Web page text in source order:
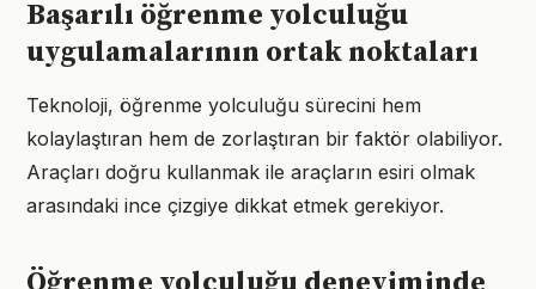
Başarılı öğrenme yolculuğu
uygulamalarının ortak noktaları
Teknoloji, öğrenme yolculuğu sürecini hem
kolaylaştıran hem de zorlaştıran bir faktör olabiliyor.
Araçları doğru kullanmak ile araçların esiri olmak
arasındaki ince çizgiye dikkat etmek gerekiyor.